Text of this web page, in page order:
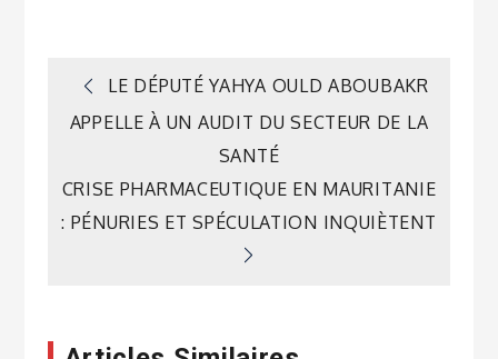
Navigation
l’article
LE DÉPUTÉ YAHYA OULD ABOUBAKR
APPELLE À UN AUDIT DU SECTEUR DE LA
SANTÉ
CRISE PHARMACEUTIQUE EN MAURITANIE
: PÉNURIES ET SPÉCULATION INQUIÈTENT